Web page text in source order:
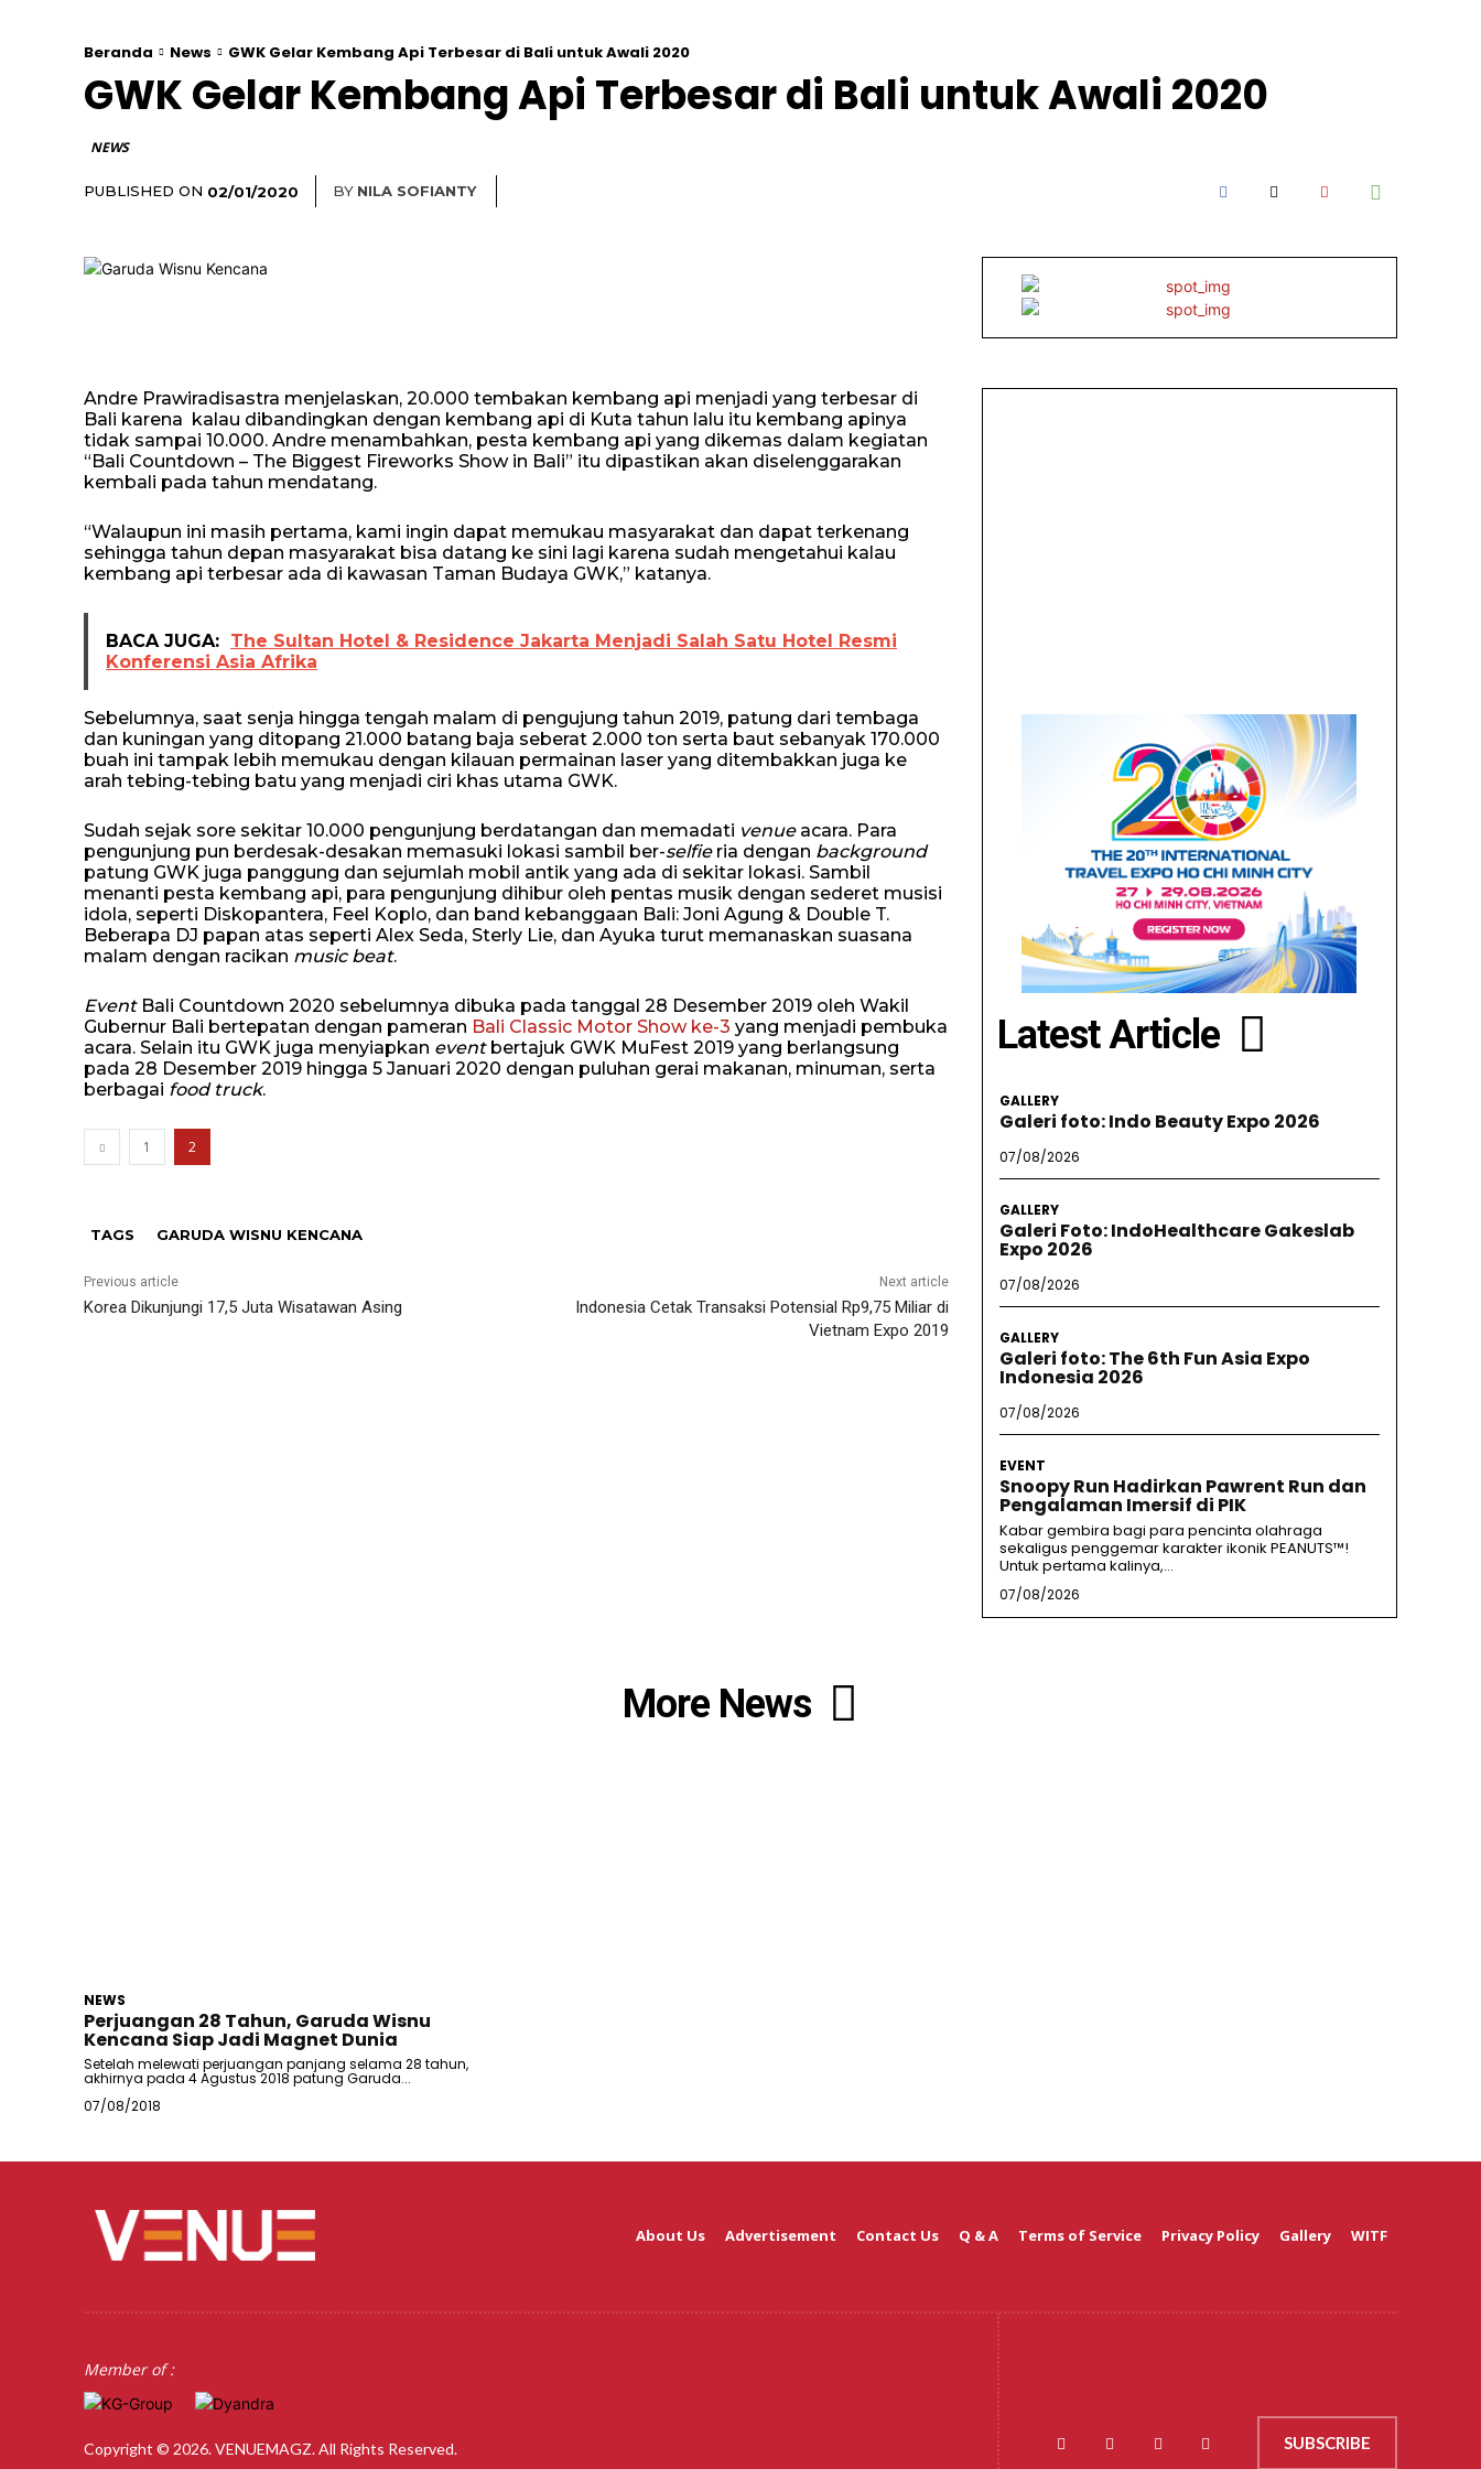
Beranda News GWK Gelar Kembang Api Terbesar di Bali untuk Awali 2020
GWK Gelar Kembang Api Terbesar di Bali untuk Awali 2020
NEWS
PUBLISHED ON 02/01/2020 BY NILA SOFIANTY
Andre Prawiradisastra menjelaskan, 20.000 tembakan kembang api menjadi yang terbesar di
Bali karena kalau dibandingkan dengan kembang api di Kuta tahun lalu itu kembang apinya
tidak sampai 10.000. Andre menambahkan, pesta kembang api yang dikemas dalam kegiatan
“Bali Countdown – The Biggest Fireworks Show in Bali” itu dipastikan akan diselenggarakan
kembali pada tahun mendatang.
“Walaupun ini masih pertama, kami ingin dapat memukau masyarakat dan dapat terkenang
sehingga tahun depan masyarakat bisa datang ke sini lagi karena sudah mengetahui kalau
kembang api terbesar ada di kawasan Taman Budaya GWK,” katanya.
BACA JUGA: The Sultan Hotel & Residence Jakarta Menjadi Salah Satu Hotel Resmi
Konferensi Asia Afrika
Sebelumnya, saat senja hingga tengah malam di pengujung tahun 2019, patung dari tembaga
dan kuningan yang ditopang 21.000 batang baja seberat 2.000 ton serta baut sebanyak 170.000
buah ini tampak lebih memukau dengan kilauan permainan laser yang ditembakkan juga ke
arah tebing-tebing batu yang menjadi ciri khas utama GWK.
Sudah sejak sore sekitar 10.000 pengunjung berdatangan dan memadati venueacara. Para
pengunjung pun berdesak-desakan memasuki lokasi sambil ber-selfieria dengan background
patung GWK juga panggung dan sejumlah mobil antik yang ada di sekitar lokasi. Sambil
menanti pesta kembang api, para pengunjung dihibur oleh pentas musik dengan sederet musisi
idola, seperti Diskopantera, Feel Koplo, dan band kebanggaan Bali: Joni Agung & Double T.
Beberapa DJ papan atas seperti Alex Seda, Sterly Lie, dan Ayuka turut memanaskan suasana
malam dengan racikan music beat.
EventBali Countdown 2020 sebelumnya dibuka pada tanggal 28 Desember 2019 oleh Wakil
Gubernur Bali bertepatan dengan pameran Bali Classic Motor Show ke-3 yang menjadi pembuka
acara. Selain itu GWK juga menyiapkan eventbertajuk GWK MuFest 2019 yang berlangsung
pada 28 Desember 2019 hingga 5 Januari 2020 dengan puluhan gerai makanan, minuman, serta
berbagai food truck.
1 2
TAGS GARUDA WISNU KENCANA
Previous article
Korea Dikunjungi 17,5 Juta Wisatawan Asing
Next article
Indonesia Cetak Transaksi Potensial Rp9,75 Miliar di
Vietnam Expo 2019
Latest Article
GALLERY
Galeri foto: Indo Beauty Expo 2026
07/08/2026
GALLERY
Galeri Foto: IndoHealthcare Gakeslab
Expo 2026
07/08/2026
GALLERY
Galeri foto: The 6th Fun Asia Expo
Indonesia 2026
07/08/2026
EVENT
Snoopy Run Hadirkan Pawrent Run dan
Pengalaman Imersif di PIK
Kabar gembira bagi para pencinta olahraga
sekaligus penggemar karakter ikonik PEANUTS™!
Untuk pertama kalinya,...
07/08/2026
More News
NEWS
Perjuangan 28 Tahun, Garuda Wisnu
Kencana Siap Jadi Magnet Dunia
Setelah melewati perjuangan panjang selama 28 tahun,
akhirnya pada 4 Agustus 2018 patung Garuda...
07/08/2018
About Us Advertisement Contact Us Q & A Terms of Service Privacy Policy Gallery WITF
Member of :
Copyright © 2026. VENUEMAGZ. All Rights Reserved. SUBSCRIBE